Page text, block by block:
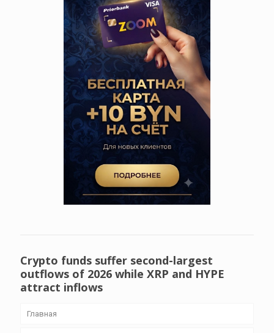
Crypto funds suffer second-largest
outflows of 2026 while XRP and HYPE
attract inflows
Главная